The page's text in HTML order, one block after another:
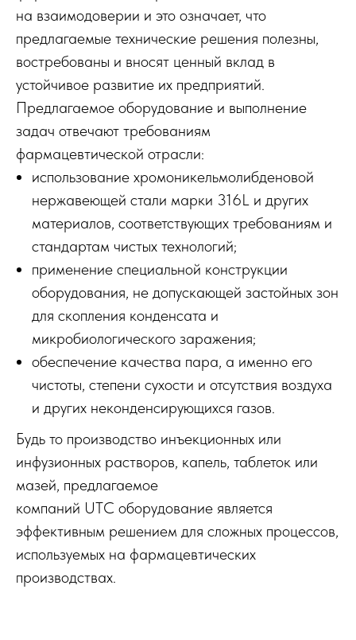
на взаимодоверии и это означает, что
предлагаемые технические решения полезны,
востребованы и вносят ценный вклад в
устойчивое развитие их предприятий.
Предлагаемое оборудование и выполнение
задач отвечают требованиям
фармацевтической отрасли:
использование хромоникельмолибденовой
нержавеющей стали марки 316L и других
материалов, соответствующих требованиям и
стандартам чистых технологий;
применение специальной конструкции
оборудования, не допускающей застойных зон
для скопления конденсата и
микробиологического заражения;
обеспечение качества пара, а именно его
чистоты, степени сухости и отсутствия воздуха
и других неконденсирующихся газов.
Будь то производство инъекционных или
инфузионных растворов, капель, таблеток или
мазей, предлагаемое
компаний UTC оборудование является
эффективным решением для сложных процессов,
используемых на фармацевтических
производствах.